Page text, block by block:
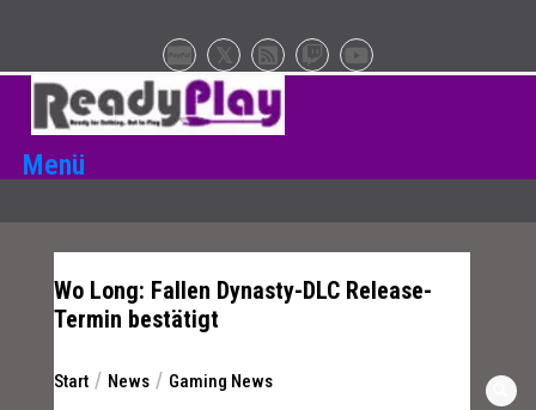
springen
Menü
Wo Long: Fallen Dynasty-DLC Release-
Termin bestätigt
Start News Gaming News